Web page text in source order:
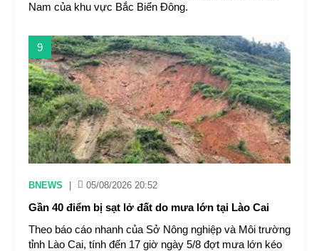
Nam của khu vực Bắc Biển Đông.
9
BNEWS 05/08/2026 20:52
Gần 40 điểm bị sạt lở đất do mưa lớn tại Lào Cai
Theo báo cáo nhanh của Sở Nông nghiệp và Môi trường
tỉnh Lào Cai, tính đến 17 giờ ngày 5/8 đợt mưa lớn kéo